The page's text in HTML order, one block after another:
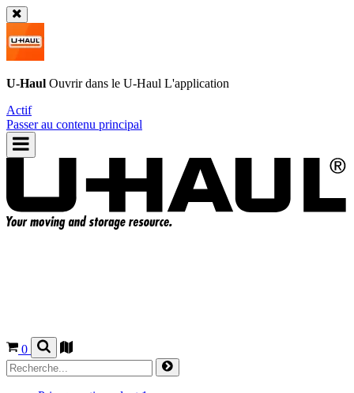
U-Haul Ouvrir dans le U-Haul L'application
Actif
Passer au contenu principal
0